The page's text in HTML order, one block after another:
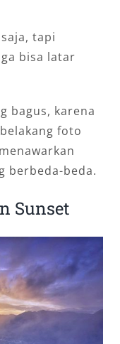
tapi
bisa latar
bagus, karena
foto
berbeda-beda.
Sunset